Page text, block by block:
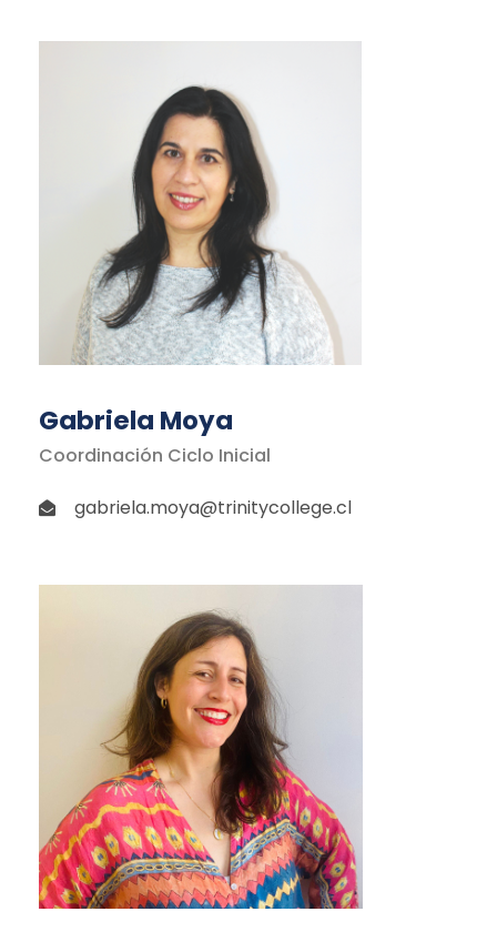
Gabriela Moya
Coordinación Ciclo Inicial
gabriela.moya@trinitycollege.cl